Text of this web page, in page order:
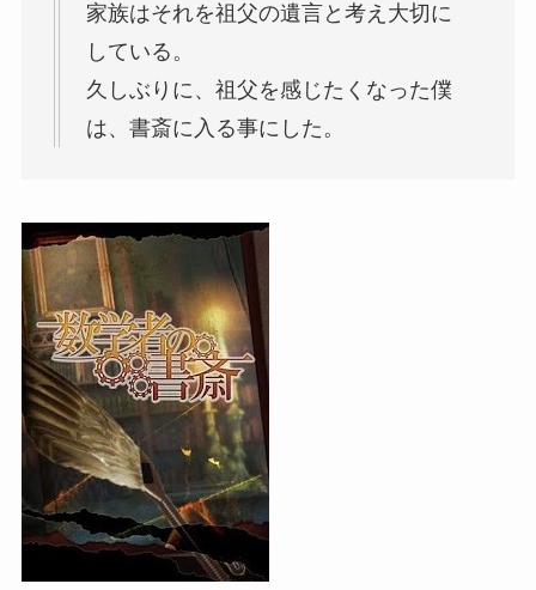
家族はそれを祖父の遺言と考え大切に
している。
久しぶりに、祖父を感じたくなった僕
は、書斎に入る事にした。